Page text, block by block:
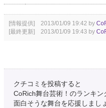
[情報提供] 2013/01/09 19:42 by
[最終更新] 2013/01/09 19:43 by
クチコミを投稿すると
CoRich舞台芸術！のランキン
面白そうな舞台を応援しまし